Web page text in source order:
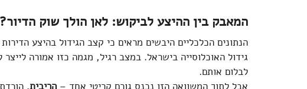
המאבק בין ההיצע לביקוש: לאן הולך שוק הדיור?
הנתונים הכלכליים היבשים מראים כי קצב הגידול בהיצע
גידול האוכלוסייה בישראל. במצב רגיל, מגמה כזו אמורה
לבלום אותם.